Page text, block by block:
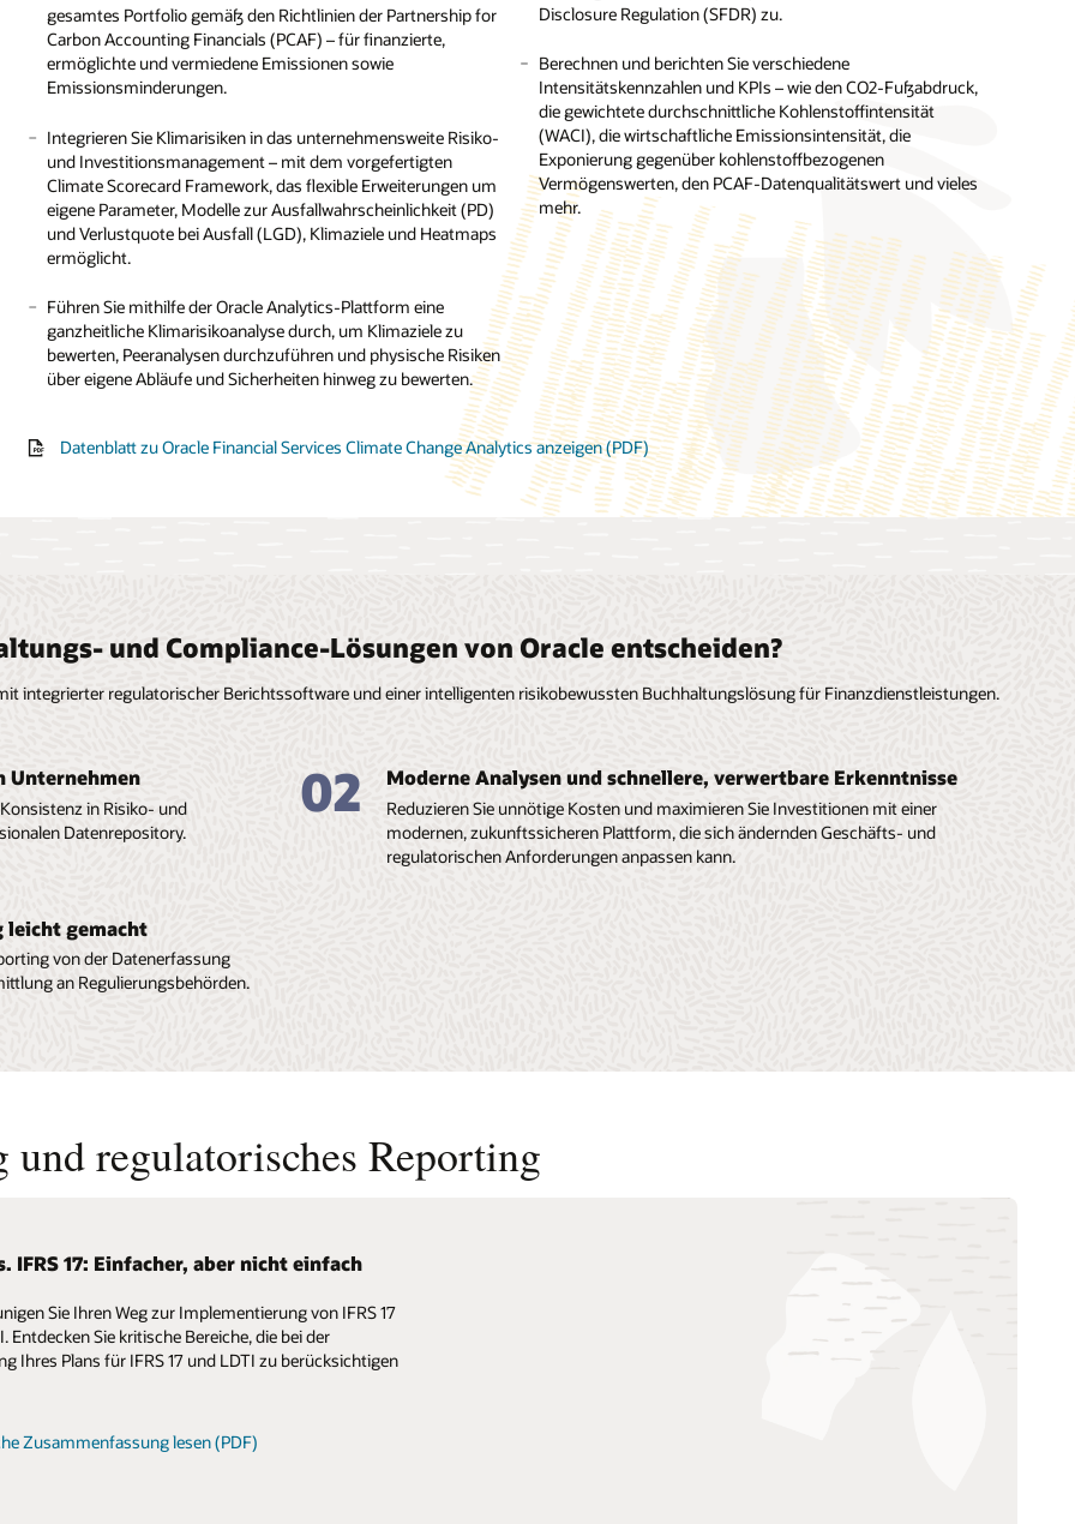
gesamtes Portfolio gemäß den Richtlinien der Partnership for
Carbon Accounting Financials (PCAF) – für finanzierte,
ermöglichte und vermiedene Emissionen sowie
Emissionsminderungen.
Integrieren Sie Klimarisiken in das unternehmensweite Risiko-
und Investitionsmanagement – mit dem vorgefertigten
Climate Scorecard Framework, das flexible Erweiterungen um
eigene Parameter, Modelle zur Ausfallwahrscheinlichkeit (PD)
und Verlustquote bei Ausfall (LGD), Klimaziele und Heatmaps
ermöglicht.
Führen Sie mithilfe der Oracle Analytics-Plattform eine
ganzheitliche Klimarisikoanalyse durch, um Klimaziele zu
bewerten, Peeranalysen durchzuführen und physische Risiken
über eigene Abläufe und Sicherheiten hinweg zu bewerten.
Disclosure Regulation (SFDR) zu.
Berechnen und berichten Sie verschiedene
Intensitätskennzahlen und KPIs – wie den CO2-Fußabdruck,
die gewichtete durchschnittliche Kohlenstoffintensität
(WACI), die wirtschaftliche Emissionsintensität, die
Exponierung gegenüber kohlenstoffbezogenen
Vermögenswerten, den PCAF-Datenqualitätswert und vieles
mehr.
Datenblatt zu Oracle Financial Services Climate Change Analytics anzeigen (PDF)
Lösungsübersicht zu Accounting Foundation anzeigen (PDF)
Datenblatt zu Accounting Foundation anzeigen (PDF)
IFRS 17 Analyzer
Filialvolumen
und zukünftiger
Oracle LDTI Analyzer (PDF)
IFRS 17/LDTI-Buchhaltungsstandards aus Insight-
erreichen (PDF)
Datenblatt: Regulatorisches Reporting für die Europäische Bankenaufsichtsbehörde (PDF)
und Compliance-Lösungen von Oracle entscheiden?
integrierter regulatorischer Berichtssoftware und einer intelligenten risikobewussten Buchhaltungslösung für Finanzdienstleistungen.
Unternehmen
in Risiko- und
Datenrepository.
02 Moderne Analysen und schnellere, verwertbare Erkenntnisse
Reduzieren Sie unnötige Kosten und maximieren Sie Investitionen mit einer
modernen, zukunftssicheren Plattform, die sich ändernden Geschäfts- und
regulatorischen Anforderungen anpassen kann.
leicht gemacht
von der Datenerfassung
an Regulierungsbehörden.
regulatorisches Reporting
IFRS 17: Einfacher, aber nicht einfach
Sie Ihren Weg zur Implementierung von IFRS 17
Entdecken Sie kritische Bereiche, die bei der
Ihres Plans für IFRS 17 und LDTI zu berücksichtigen
Zusammenfassung lesen (PDF)
des FRTB mit Oracle Financial
Financial Services FRTB-Lösung umfasst
von Numerix, die Finanzinstituten die Transparenz
bieten, die zur Einhaltung der FRTB-Standards
Fallstudie: Südostasiatische Bank
erreicht ICAAP-Compliance und baut
starke Risiko- und Performance-